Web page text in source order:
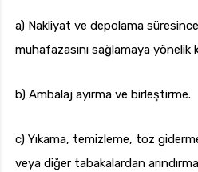
a) Nakliyat ve depolama
muhafazasını sağlamaya yönelik
b) Ambalaj ayırma ve birleştirme.
c) Yıkama, temizleme, toz
veya diğer tabakalardan